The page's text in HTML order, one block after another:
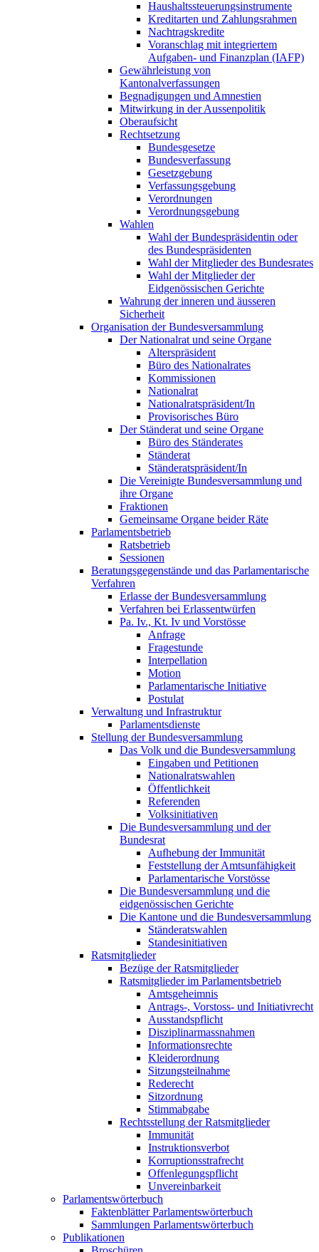
Haushaltssteuerungsinstrumente
Kreditarten und Zahlungsrahmen
Nachtragskredite
Voranschlag mit integriertem
Aufgaben- und Finanzplan (IAFP)
Gewährleistung von
Kantonalverfassungen
Begnadigungen und Amnestien
Mitwirkung in der Aussenpolitik
Oberaufsicht
Rechtsetzung
Bundesgesetze
Bundesverfassung
Gesetzgebung
Verfassungsgebung
Verordnungen
Verordnungsgebung
Wahlen
Wahl der Bundespräsidentin oder
des Bundespräsidenten
Wahl der Mitglieder des Bundesrates
Wahl der Mitglieder der
Eidgenössischen Gerichte
Wahrung der inneren und äusseren
Sicherheit
Organisation der Bundesversammlung
Der Nationalrat und seine Organe
Alterspräsident
Büro des Nationalrates
Kommissionen
Nationalrat
Nationalratspräsident/In
Provisorisches Büro
Der Ständerat und seine Organe
Büro des Ständerates
Ständerat
Ständeratspräsident/In
Die Vereinigte Bundesversammlung und
ihre Organe
Fraktionen
Gemeinsame Organe beider Räte
Parlamentsbetrieb
Ratsbetrieb
Sessionen
Beratungsgegenstände und das Parlamentarische
Verfahren
Erlasse der Bundesversammlung
Verfahren bei Erlassentwürfen
Pa. Iv., Kt. Iv und Vorstösse
Anfrage
Fragestunde
Interpellation
Motion
Parlamentarische Initiative
Postulat
Verwaltung und Infrastruktur
Parlamentsdienste
Stellung der Bundesversammlung
Das Volk und die Bundesversammlung
Eingaben und Petitionen
Nationalratswahlen
Öffentlichkeit
Referenden
Volksinitiativen
Die Bundesversammlung und der
Bundesrat
Aufhebung der Immunität
Feststellung der Amtsunfähigkeit
Parlamentarische Vorstösse
Die Bundesversammlung und die
eidgenössischen Gerichte
Die Kantone und die Bundesversammlung
Ständeratswahlen
Standesinitiativen
Ratsmitglieder
Bezüge der Ratsmitglieder
Ratsmitglieder im Parlamentsbetrieb
Amtsgeheimnis
Antrags-, Vorstoss- und Initiativrecht
Ausstandspflicht
Disziplinarmassnahmen
Informationsrechte
Kleiderordnung
Sitzungsteilnahme
Rederecht
Sitzordnung
Stimmabgabe
Rechtsstellung der Ratsmitglieder
Immunität
Instruktionsverbot
Korruptionsstrafrecht
Offenlegungspflicht
Unvereinbarkeit
Parlamentswörterbuch
Faktenblätter Parlamentswörterbuch
Sammlungen Parlamentswörterbuch
Publikationen